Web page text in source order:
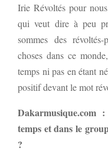
Irie Révoltés pour
qui veut dire à peu
sommes des
choses dans ce
temps ni pas en étant
positif devant le mot
Dakarmusique.com
temps et dans le
?